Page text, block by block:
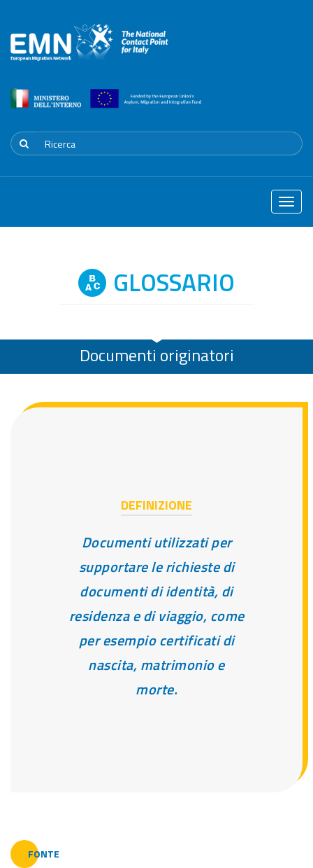
Toggle
GLOSSARIO
Documenti originatori
DEFINIZIONE
Documenti utilizzati per
supportare le richieste di
documenti di identità, di
residenza e di viaggio, come
per esempio certificati di
nascita, matrimonio e
morte.
FONTE